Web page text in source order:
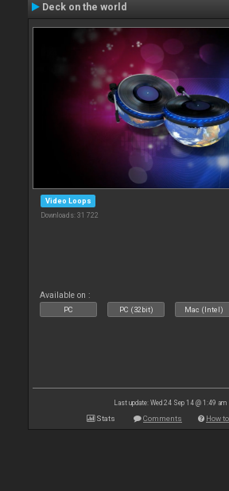
Deck on the world
Video Loops
Downloads: 31 722
Available on :
PC PC (32bit) Mac (Intel)
Last update: Wed 24 Sep 14 @ 1:49 am
Stats Comments How